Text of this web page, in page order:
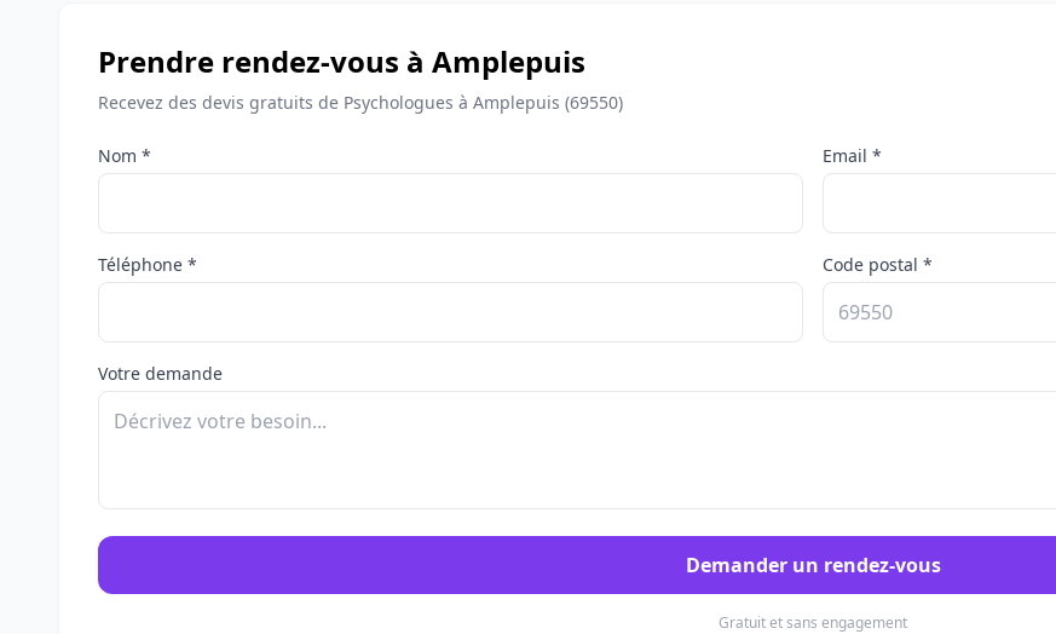
Prendre rendez-vous à Amplepuis
Recevez des devis gratuits de Psychologues à Amplepuis (69550)
Nom * Email *
Téléphone * Code postal *
Votre demande
Demander un rendez-vous
Gratuit et sans engagement